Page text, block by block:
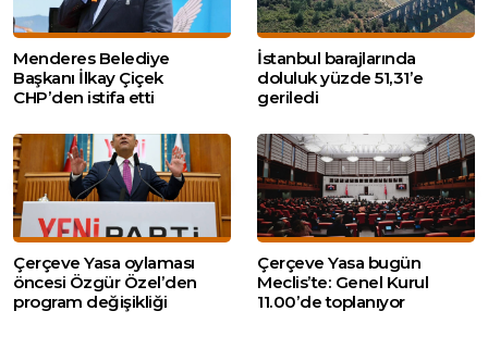
Menderes Belediye
Başkanı İlkay Çiçek
CHP’den istifa etti
İstanbul barajlarında
doluluk yüzde 51,31’e
geriledi
Çerçeve Yasa oylaması
öncesi Özgür Özel’den
program değişikliği
Çerçeve Yasa bugün
Meclis’te: Genel Kurul
11.00’de toplanıyor